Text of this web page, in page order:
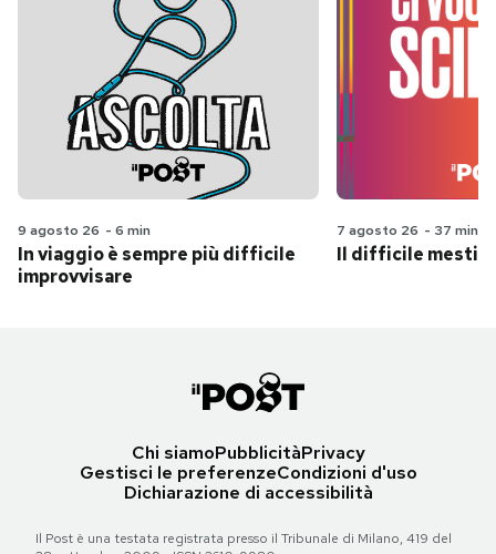
9 agosto 26 - 6 min
In viaggio è sempre più difficile
improvvisare
7 agosto 26 - 37 min
Il difficile
Chi siamoPubblicitàPrivacy
Gestisci le preferenzeCondizioni d'uso
Dichiarazione di accessibilità
Il Post è una testata registrata presso il Tribunale di Milano, 419 del